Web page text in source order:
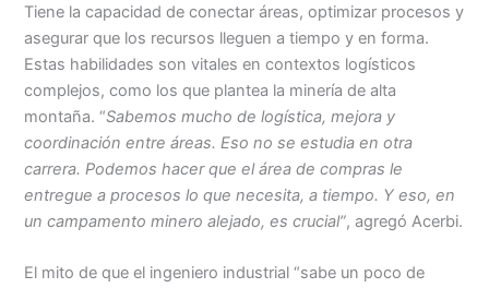
Tiene la capacidad de conectar áreas, optimizar procesos y
asegurar que los recursos lleguen a tiempo y en forma.
Estas habilidades son vitales en contextos logísticos
complejos, como los que plantea la minería de alta
montaña. “Sabemos mucho de logística, mejora y
coordinación entre áreas. Eso no se estudia en otra
carrera. Podemos hacer que el área de compras le
entregue a procesos lo que necesita, a tiempo. Y eso, en
un campamento minero alejado, es crucial”, agregó Acerbi.
El mito de que el ingeniero industrial “sabe un poco de